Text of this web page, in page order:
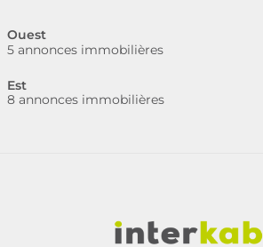
Ouest
5 annonces immobilières
Est
8 annonces immobilières